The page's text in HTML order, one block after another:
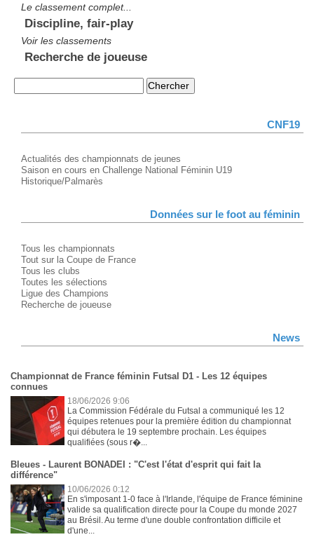
Le classement complet...
Discipline, fair-play
Voir les classements
Recherche de joueuse
CNF19
Actualités des championnats de jeunes
Saison en cours en Challenge National Féminin U19
Historique/Palmarès
Données sur le foot au féminin
Tous les championnats
Tout sur la Coupe de France
Tous les clubs
Toutes les sélections
Ligue des Champions
Recherche de joueuse
News
Championnat de France féminin Futsal D1 - Les 12 équipes
connues
18/06/2026 9:06
La Commission Fédérale du Futsal a communiqué les 12
équipes retenues pour la première édition du championnat
qui débutera le 19 septembre prochain. Les équipes
qualifiées (sous r�...
Bleues - Laurent BONADEI : "C'est l'état d'esprit qui fait la
différence"
10/06/2026 0:12
En s'imposant 1-0 face à l'Irlande, l'équipe de France féminine
valide sa qualification directe pour la Coupe du monde 2027
au Brésil. Au terme d'une double confrontation difficile et
d'une...